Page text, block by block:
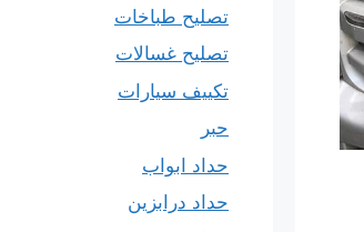
تصليح طباخات
تصليح غسالات
تكييف سيارات
حبر
حداد ابواب
حداد درابزين